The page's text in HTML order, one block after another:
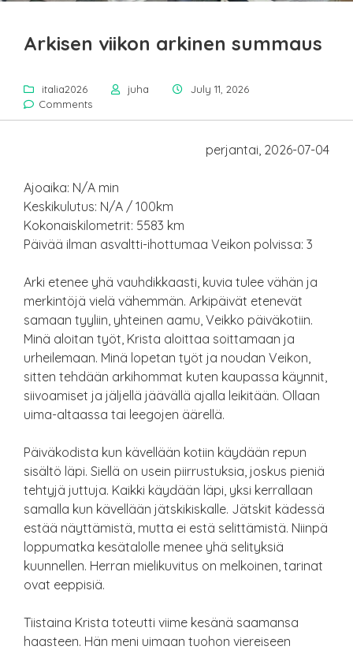
Arkisen viikon arkinen summaus
italia2026 juha
July 11, 2026
Comments
perjantai, 2026-07-04
Ajoaika: N/A min
Keskikulutus: N/A / 100km
Kokonaiskilometrit: 5583 km
Päivää ilman asvaltti-ihottumaa Veikon polvissa: 3
Arki etenee yhä vauhdikkaasti, kuvia tulee vähän ja
merkintöjä vielä vähemmän. Arkipäivät etenevät
samaan tyyliin, yhteinen aamu, Veikko päiväkotiin.
Minä aloitan työt, Krista aloittaa soittamaan ja
urheilemaan. Minä lopetan työt ja noudan Veikon,
sitten tehdään arkihommat kuten kaupassa käynnit,
siivoamiset ja jäljellä jäävällä ajalla leikitään. Ollaan
uima-altaassa tai leegojen äärellä.
Päiväkodista kun kävellään kotiin käydään repun
sisältö läpi. Siellä on usein piirrustuksia, joskus pieniä
tehtyjä juttuja. Kaikki käydään läpi, yksi kerrallaan
samalla kun kävellään jätskikiskalle. Jätskit kädessä
estää näyttämistä, mutta ei estä selittämistä. Niinpä
loppumatka kesätalolle menee yhä selityksiä
kuunnellen. Herran mielikuvitus on melkoinen, tarinat
ovat eeppisiä.
Tiistaina Krista toteutti viime kesänä saamansa
haasteen. Hän meni uimaan tuohon viereiseen